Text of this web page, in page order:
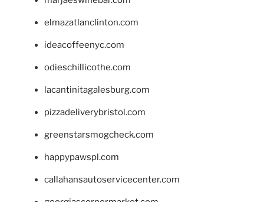
elmazatlanclinton.com
ideacoffeenyc.com
odieschillicothe.com
lacantinitagalesburg.com
pizzadeliverybristol.com
greenstarsmogcheck.com
happypawspl.com
callahansautoservicecenter.com